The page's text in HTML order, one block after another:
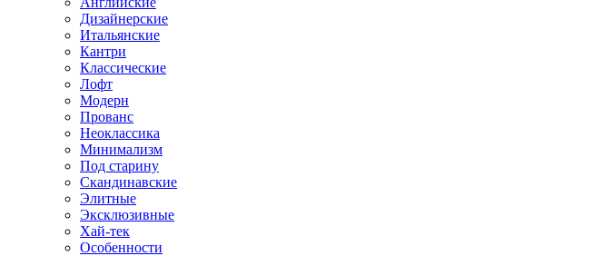
Дизайнерские
Итальянские
Кантри
Классические
Лофт
Модерн
Прованс
Неоклассика
Минимализм
Под старину
Скандинавские
Элитные
Эксклюзивные
Хай-тек
Особенности